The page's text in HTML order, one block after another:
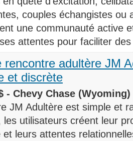
couples échangistes ou
une communauté active
attentes pour faciliter
rencontre adultère JM
et discrète
- Chevy Chase (Wyoming)
JM Adultère est simple et
les utilisateurs créent leur
et leurs attentes